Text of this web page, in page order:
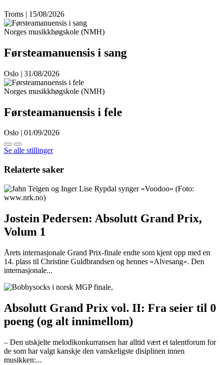
Troms | 15/08/2026
Norges musikkhøgskole (NMH)
Førsteamanuensis i sang
Oslo | 31/08/2026
Norges musikkhøgskole (NMH)
Førsteamanuensis i fele
Oslo | 01/09/2026
Se alle stillinger
Relaterte saker
Jostein Pedersen: Absolutt Grand Prix,
Volum 1
Årets internasjonale Grand Prix-finale endte som kjent opp med en
14. plass til Christine Guldbrandsen og hennes «Alvesang». Den
internasjonale...
Absolutt Grand Prix vol. II: Fra seier til 0
poeng (og alt innimellom)
– Den utskjelte melodikonkurransen har alltid vært et talentforum for
de som har valgt kanskje den vanskeligste disiplinen innen
musikken:...